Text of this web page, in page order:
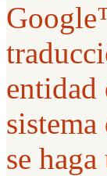
entidad
se